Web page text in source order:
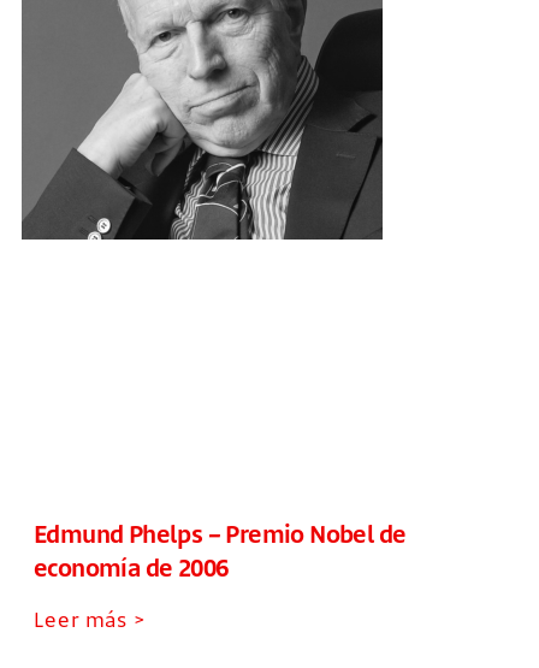
Edmund Phelps – Premio Nobel de
economía de 2006
Leer más >